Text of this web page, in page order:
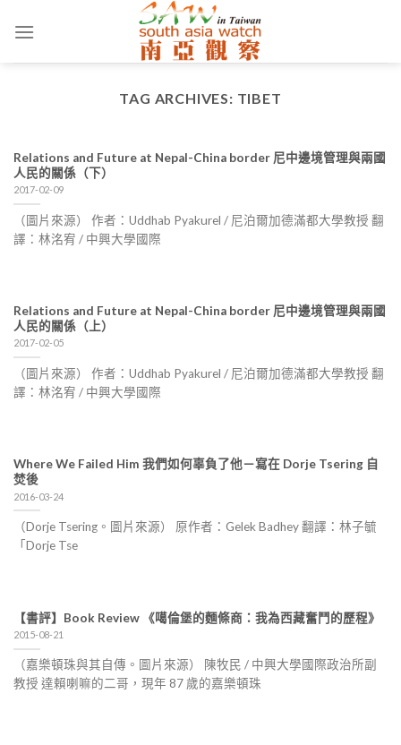
TAG ARCHIVES: TIBET
Relations and Future at Nepal-China border 尼中邊境管理與兩國
人民的關係（下）
2017-02-09
（圖片來源） 作者：Uddhab Pyakurel / 尼泊爾加德滿都大學教授 翻
譯：林洺宥 / 中興大學國際
Relations and Future at Nepal-China border 尼中邊境管理與兩國
人民的關係（上）
2017-02-05
（圖片來源） 作者：Uddhab Pyakurel / 尼泊爾加德滿都大學教授 翻
譯：林洺宥 / 中興大學國際
Where We Failed Him 我們如何辜負了他－寫在 Dorje Tsering 自
焚後
2016-03-24
（Dorje Tsering。圖片來源） 原作者：Gelek Badhey 翻譯：林子毓
「Dorje Tse
【書評】Book Review 《噶倫堡的麵條商：我為西藏奮鬥的歷程》
2015-08-21
（嘉樂頓珠與其自傳。圖片來源） 陳牧民 / 中興大學國際政治所副
教授 達賴喇嘛的二哥，現年 87 歲的嘉樂頓珠